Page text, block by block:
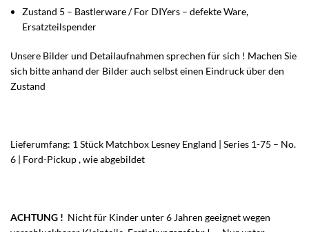
Zustand 5 – Bastlerware / For DIYers – defekte Ware,
Ersatzteilspender
Unsere Bilder und Detailaufnahmen sprechen für sich ! Machen Sie
sich bitte anhand der Bilder auch selbst einen Eindruck über den
Zustand
Lieferumfang: 1 Stück Matchbox Lesney England | Series 1-75 – No.
6 | Ford-Pickup , wie abgebildet
ACHTUNG ! Nicht für Kinder unter 6 Jahren geeignet wegen